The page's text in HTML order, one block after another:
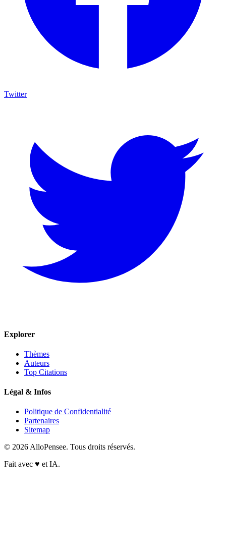
Twitter
Explorer
Thèmes
Auteurs
Top Citations
Légal & Infos
Politique de Confidentialité
Partenaires
Sitemap
© 2026 AlloPensee. Tous droits réservés.
Fait avec ♥ et IA.